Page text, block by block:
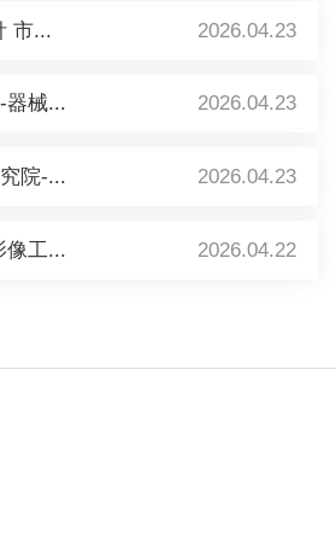
市... 2026.04.23
器械... 2026.04.23
院-... 2026.04.23
像工... 2026.04.22